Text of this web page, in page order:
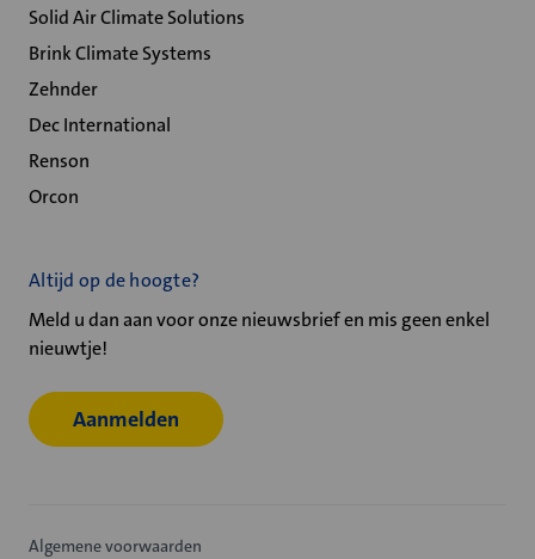
Solid Air Climate Solutions
Brink Climate Systems
Zehnder
Dec International
Renson
Orcon
Altijd op de hoogte?
Meld u dan aan voor onze nieuwsbrief en mis geen enkel
nieuwtje!
Aanmelden
Algemene voorwaarden